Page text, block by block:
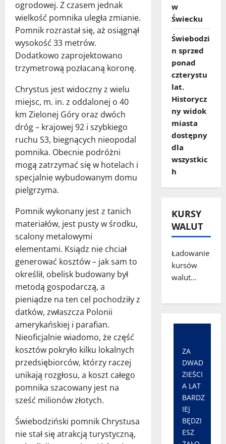
ogrodowej. Z czasem jednak
wielkość pomnika uległa zmianie.
Pomnik rozrastał się, aż osiągnął
wysokość 33 metrów.
Dodatkowo zaprojektowano
trzymetrową pozłacaną koronę.
Chrystus jest widoczny z wielu
miejsc, m. in. z oddalonej o 40
km Zielonej Góry oraz dwóch
dróg – krajowej 92 i szybkiego
ruchu S3, biegnących nieopodal
pomnika. Obecnie podróżni
mogą zatrzymać się w hotelach i
specjalnie wybudowanym domu
pielgrzyma.
Pomnik wykonany jest z tanich
materiałów, jest pusty w środku,
scalony metalowymi
elementami. Ksiądz nie chciał
generować kosztów – jak sam to
określił, obelisk budowany był
metodą gospodarczą, a
pieniądze na ten cel pochodziły z
datków, zwłaszcza Polonii
amerykańskiej i parafian.
Nieoficjalnie wiadomo, że część
kosztów pokryło kilku lokalnych
przedsiębiorców, którzy raczej
unikają rozgłosu, a koszt całego
pomnika szacowany jest na
sześć milionów złotych.
Świebodziński pomnik Chrystusa
nie stał się atrakcją turystyczną,
w
Świecku
Świebodzi
n sprzed
ponad
czterystu
lat.
Historycz
ny widok
miasta
dostępny
dla
wszystkic
h
KURSY
WALUT
Ładowanie
kursów
walut...
ZA
DWAD
ZIEŚCI
A LAT
BARDZ
IEJ
BĘDZI
ESZ